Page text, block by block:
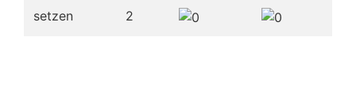
setzen 2